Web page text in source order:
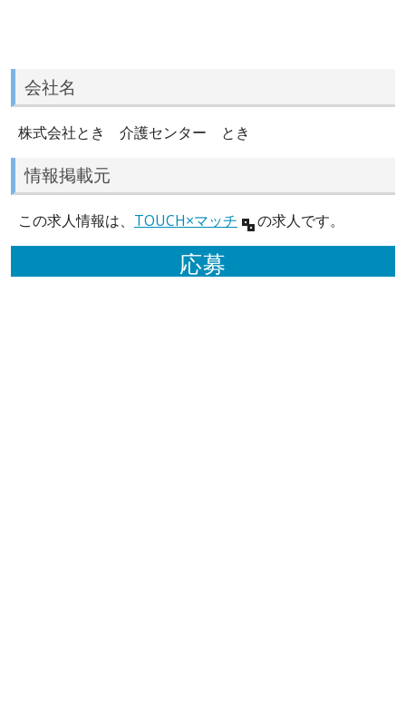
会社名
株式会社とき 介護センター とき
情報掲載元
この求人情報は、 TOUCH×マッチ の求人です。
応募